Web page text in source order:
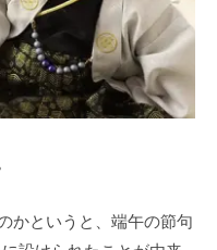
かというと、端午の節句